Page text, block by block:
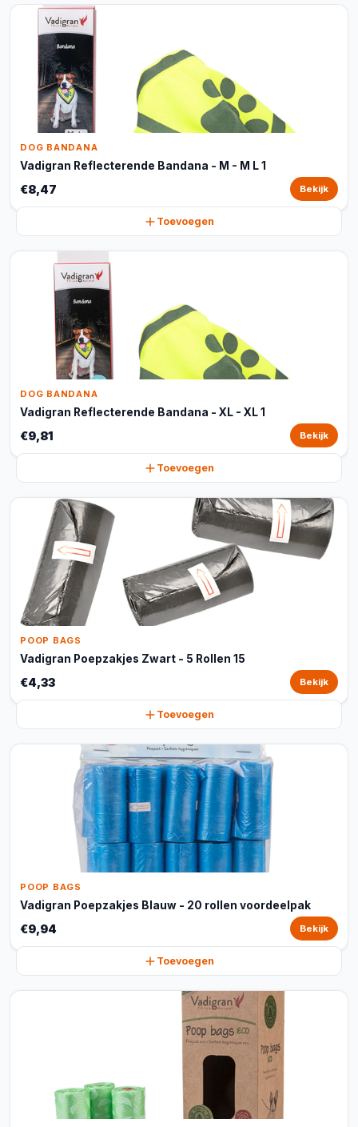
DOG BANDANA
Vadigran Reflecterende Bandana - M - M L 1
€8,47 Bekijk
Toevoegen
DOG BANDANA
Vadigran Reflecterende Bandana - XL - XL 1
€9,81 Bekijk
Toevoegen
POOP BAGS
Vadigran Poepzakjes Zwart - 5 Rollen 15
€4,33 Bekijk
Toevoegen
POOP BAGS
Vadigran Poepzakjes Blauw - 20 rollen voordeelpak
€9,94 Bekijk
Toevoegen